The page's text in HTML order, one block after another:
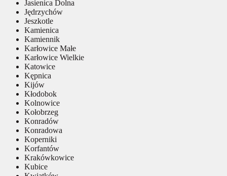
Jasienica Dolna
Jędrzychów
Jeszkotle
Kamienica
Kamiennik
Karłowice Małe
Karłowice Wielkie
Katowice
Kępnica
Kijów
Kłodobok
Kolnowice
Kołobrzeg
Konradów
Konradowa
Koperniki
Korfantów
Krakówkowice
Kubice